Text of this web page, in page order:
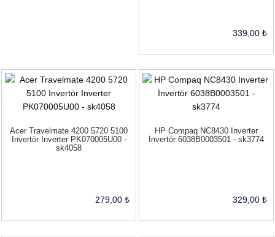
339,00 ₺
Acer Travelmate 4200 5720 5100
Invertör Inverter PK070005U00 -
sk4058
279,00 ₺
HP Compaq NC8430 Inverter
İnvertör 6038B0003501 - sk3774
329,00 ₺